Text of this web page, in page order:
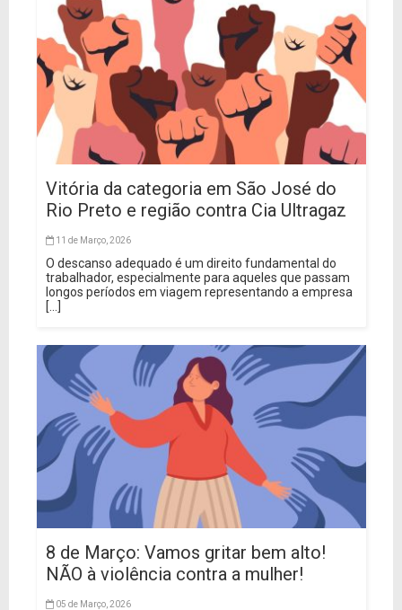
Vitória da categoria em São José do
Rio Preto e região contra Cia Ultragaz
11 de Março, 2026
O descanso adequado é um direito fundamental do
trabalhador, especialmente para aqueles que passam
longos períodos em viagem representando a empresa
[...]
8 de Março: Vamos gritar bem alto!
NÃO à violência contra a mulher!
05 de Março, 2026